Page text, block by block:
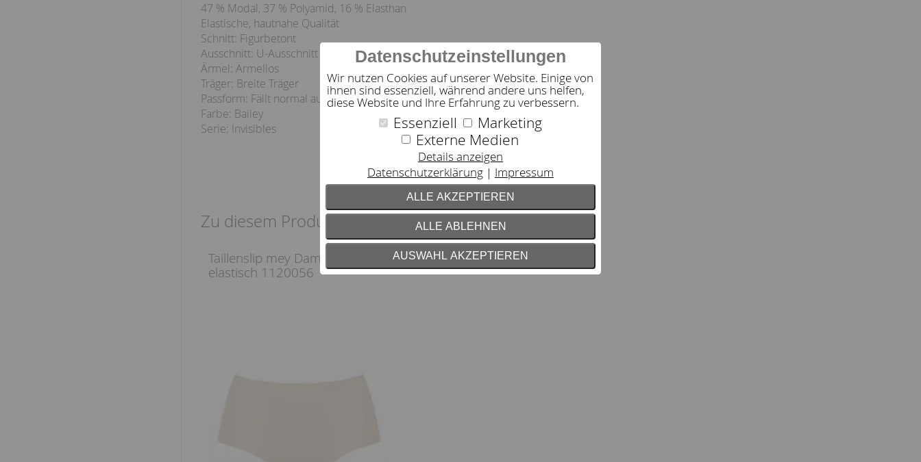
Datenschutzeinstellungen
Wir nutzen Cookies auf unserer Website. Einige von
ihnen sind essenziell, während andere uns helfen,
diese Website und Ihre Erfahrung zu verbessern.
Essenziell
Marketing
Externe Medien
Details anzeigen
Datenschutzerklärung
Impressum
ALLE AKZEPTIEREN
ALLE ABLEHNEN
AUSWAHL AKZEPTIEREN
47 % Modal, 37 % Polyamid, 16 % Elasthan
Elastische, hautnahe Qualität
Schnitt: Figurbetont
Ausschnitt: U-Ausschnitt
Ärmel: Ärmellos
Träger: Breite Träger
Passform: Fällt normal aus
Farbe: Bailey
Serie: Invisibles
Zu diesem Produkt empfehlen wir
Taillenslip mey Damen - nahtlos &
elastisch 1120056